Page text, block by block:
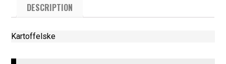
DESCRIPTION
Kartoffelske